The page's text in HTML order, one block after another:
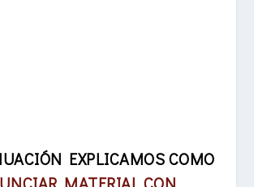
EXPLICAMOS COMO